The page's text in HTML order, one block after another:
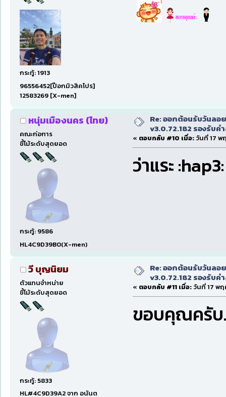
กระทู้: 1913
96556452[ป๊อกมิวสิคโปร]
12583269 [X-men]
หนุ่มเมืองนคร (ไทย)
คณะก่อการ
ขี้โม้ระดับสุดยอด
กระทู้: 9586
HL4C9D39B0(X-men)
Re: ออกต้อนรับวันลอ
v3.0.72.182 รองรับ
« ตอบกลับ #10 เมื่อ: วันที่ 17 พ
ว่าแระ :hap3:
วี บุญนิยม
ตัวแทนจำหน่าย
ขี้โม้ระดับสุดยอด
กระทู้: 5833
HL#4C9D39A2 จาก อนันต
Re: ออกต้อนรับวันลอ
v3.0.72.182 รองรับ
« ตอบกลับ #11 เมื่อ: วันที่ 17 พฤ
ขอบคุณครั